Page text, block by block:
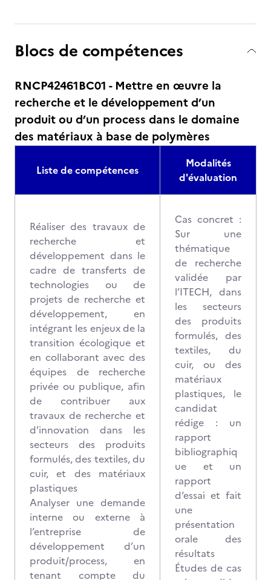
Blocs de compétences
RNCP42461BC01 - Mettre en œuvre la
recherche et le développement d’un
produit ou d’un process dans le domaine
des matériaux à base de polymères
Liste de compétences
Modalités
d'évaluation
Réaliser des travaux de
recherche et
développement dans le
cadre de transferts de
technologies ou de
projets de recherche et
développement, en
intégrant les enjeux de la
transition écologique et
en collaborant avec des
équipes de recherche
privée ou publique, afin
de contribuer aux
travaux de recherche et
d’innovation dans les
secteurs des produits
formulés, des textiles, du
cuir, et des matériaux
plastiques
Analyser une demande
interne ou externe à
l’entreprise de
développement d’un
produit/process, en
tenant compte du
Cas concret :
Sur une
thématique
de recherche
validée par
l’ITECH, dans
les secteurs
des produits
formulés, des
textiles, du
cuir, ou des
matériaux
plastiques, le
candidat
rédige : un
rapport
bibliographiq
ue et un
rapport
d‘essai et fait
une
présentation
orale des
résultats
Études de cas